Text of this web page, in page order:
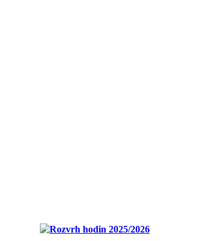
Rozvrh hodin 2025/2026